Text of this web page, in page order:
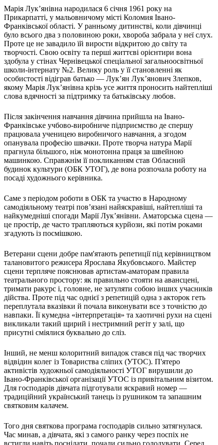
"Сервіс УТОГ"
Атестація
Безбар'єрність для глухих
Вінницька область
Волинська область
Дніпропетровська область
Донецька область
Житомирська область
Закарпатська область
Запорізька область
Київ
Київська область
Кіровоградська область
Львівська область
Миколаївська область
Одеська область
Рівненська область
Сумська область
Тернопільська область
Харківська область
Хмельницька область
Черкаська область
Чернівецька область
Чернігівська область
Особи відповідальні за контактування з
питань укладення договорів
Вивчаємо жестову мову
Новини про жестову мову
Ресурс для вивчення жестових мов різних країн
ЦУЖМ
Проєкт "Жестова мова для поліцейських"
Про шахрайські схеми
ВІКТОРИНА
На допомогу військовим
Марія Лук’янівна народилася 6 січня 1961 року на
Прикарпатті, у мальовничому місті Коломия Івано-
Франківської області. У ранньому дитинстві, коли дівчинці
було всього два з половиною роки, хвороба забрала у неї слух.
Проте це не завадило їй вирости відкритою до світу та
творчості. Свою освіту та перші життєві орієнтири вона
здобула у стінах Чернівецької спеціальної загальноосвітньої
школи-інтернату №2. Велику роль у її становленні як
особистості відіграв батько — Лук’ян Лук’янович Злепков,
якому Марія Лук’янівна крізь усе життя проносить найтепліші
слова вдячності за підтримку та батьківську любов.
Після закінчення навчання дівчина прийшла на Івано-
Франківське учбово-виробниче підприємство де спершу
працювала ученицею виробничого навчання, а згодом
опанувала професію швачки. Проте творча натура Марії
прагнула більшого, ніж монотонна праця за швейною
машинкою. Справжнім її покликанням став Обласний
будинок культури (ОБК УТОГ), де вона розпочала роботу на
посаді художнього керівника.
Саме з періодом роботи в ОБК та участю в Народному
самодіяльному театрі пов’язані найяскравіші, найтепліші та
найкумедніші спогади Марії Лук’янівни. Аматорська сцена —
це простір, де часто трапляються курйози, які потім роками
згадують із посмішкою.
Ветерани сцени добре пам'ятають репетиції під керівництвом
талановитого режисера Ярослава Якубовського. Майстер
сцени терпляче пояснював артистам-аматорам правила
театрального простору: як правильно стояти на авансцені,
тримати ракурс і, головне, не затуляти собою інших учасників
дійства. Проте під час однієї з репетицій одна з акторок геть
переплутала вказівки й почала виконувати все з точністю до
навпаки. Її кумедна «інтерпретація» та хаотичні рухи на сцені
викликали такий щирий і нестримний регіт у залі, що
присутні сміялися буквально до сліз.
Інший, не менш колоритний випадок стався під час творчих
відвідин колег із Товариства сліпих (УТОС). П'ятеро
активістів художньої самодіяльності УТОГ вирушили до
Івано-Франківської організації УТОС із привітальним візитом.
Для господарів дівчата підготували яскравий номер —
традиційний український танець із рушником та запашним
святковим калачем.
Того дня святкова програма господарів сильно затягнулася.
Час минав, а дівчата, які з самого ранку через поспіх не
встигли навіть поснідати, почали сильно голодувати. Серед